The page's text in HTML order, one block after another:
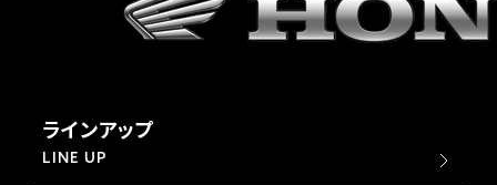
ラインアップ
LINE UP
ホンダドリーム 水戸北